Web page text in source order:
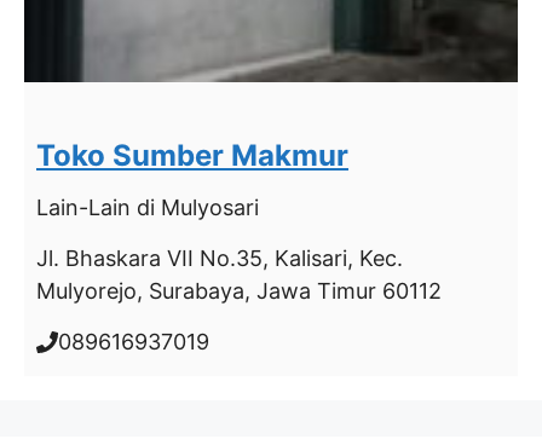
Toko Sumber Makmur
Lain-Lain di Mulyosari
Jl. Bhaskara VII No.35, Kalisari, Kec.
Mulyorejo, Surabaya, Jawa Timur 60112
089616937019